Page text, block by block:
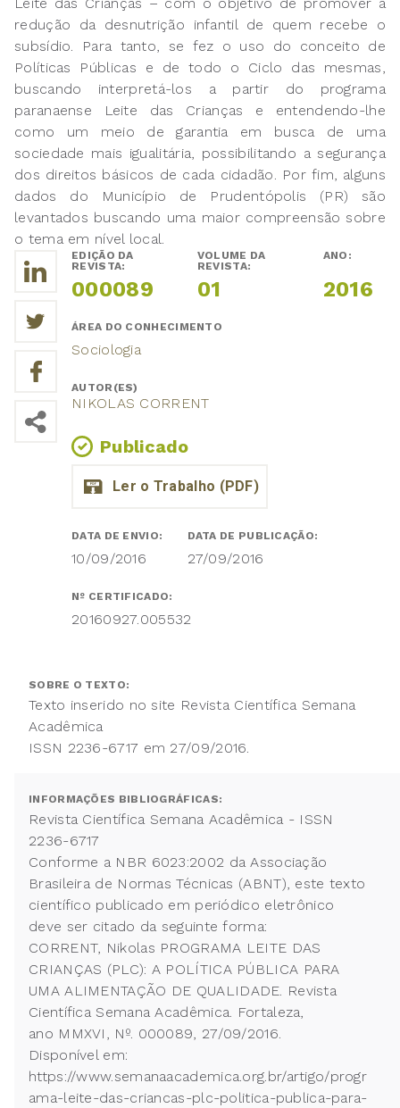
redução da desnutrição infantil de quem recebe o
subsídio. Para tanto, se fez o uso do conceito de
Políticas Públicas e de todo o Ciclo das mesmas,
buscando interpretá-los a partir do programa
paranaense Leite das Crianças e entendendo-lhe
como um meio de garantia em busca de uma
sociedade mais igualitária, possibilitando a segurança
dos direitos básicos de cada cidadão. Por fim, alguns
dados do Município de Prudentópolis (PR) são
levantados buscando uma maior compreensão sobre
o tema em nível local.
EDIÇÃO DA
REVISTA:
000089
VOLUME DA
REVISTA:
01
ANO:
2016
ÁREA DO CONHECIMENTO
Sociologia
AUTOR(ES)
NIKOLAS CORRENT
Publicado
DATA DE ENVIO:
10/09/2016
DATA DE PUBLICAÇÃO:
27/09/2016
Nº CERTIFICADO:
20160927.005532
SOBRE O TEXTO:
Texto inserido no site Revista Científica Semana
Acadêmica
ISSN 2236-6717 em 27/09/2016.
INFORMAÇÕES BIBLIOGRÁFICAS:
Revista Científica Semana Acadêmica - ISSN
2236-6717
Conforme a NBR 6023:2002 da Associação
Brasileira de Normas Técnicas (ABNT), este texto
científico publicado em periódico eletrônico
deve ser citado da seguinte forma:
CORRENT, Nikolas PROGRAMA LEITE DAS
CRIANÇAS (PLC): A POLÍTICA PÚBLICA PARA
UMA ALIMENTAÇÃO DE QUALIDADE. Revista
Científica Semana Acadêmica. Fortaleza,
ano MMXVI, Nº. 000089, 27/09/2016.
Disponível em:
https://www.semanaacademica.org.br/artigo/progr
ama-leite-das-criancas-plc-politica-publica-para-